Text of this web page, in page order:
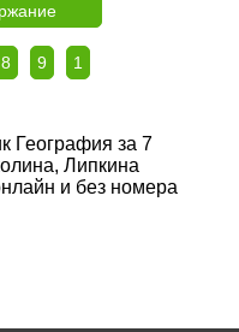
8 9 1
География за 7
Липкина
и без номера